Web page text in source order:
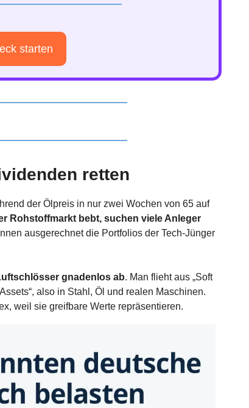
starten
retten
der Ölpreis in nur zwei Wochen von 65 auf
Rohstoffmarkt bebt, suchen viele Anleger
ausgerechnet die Portfolios der Tech-Jünger
gnadenlos ab. Man flieht aus „Soft
also in Stahl, Öl und realen Maschinen.
weil sie greifbare Werte repräsentieren.